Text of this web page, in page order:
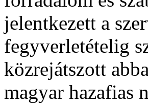
jelentkezett a
fegyverletételig
közrejátszott
magyar hazafias